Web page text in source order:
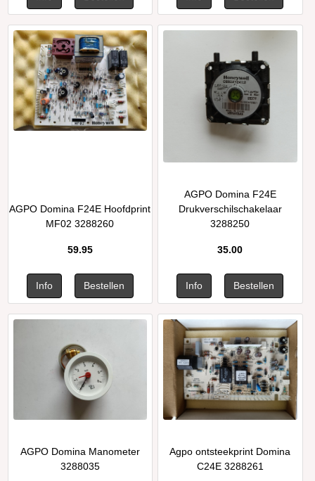
AGPO Domina F24E Hoofdprint
MF02 3288260
59.95
AGPO Domina F24E
Drukverschilschakelaar
3288250
35.00
AGPO Domina Manometer
3288035
Agpo ontsteekprint Domina
C24E 3288261